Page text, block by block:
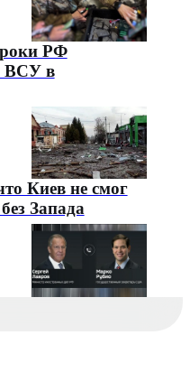
РФ
ВСУ в
Киев не смог
Запада